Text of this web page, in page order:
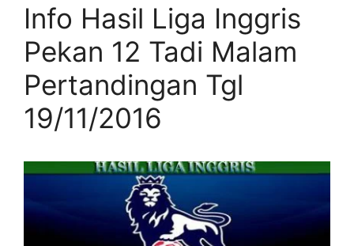
Info Hasil Liga Inggris
Pekan 12 Tadi Malam
Pertandingan Tgl
19/11/2016